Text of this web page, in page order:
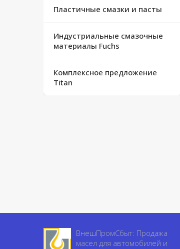
Пластичные смазки и пасты
Индустриальные смазочные
материалы Fuchs
Комплексное предложение
Titan
ВнешПромСбыт: Продажа
масел для автомобилей и